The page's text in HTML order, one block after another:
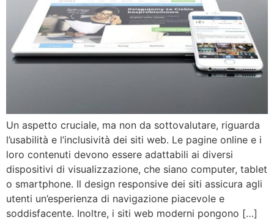
Un aspetto cruciale, ma non da sottovalutare, riguarda
l’usabilità e l’inclusività dei siti web. Le pagine online e i
loro contenuti devono essere adattabili ai diversi
dispositivi di visualizzazione, che siano computer, tablet
o smartphone. Il design responsive dei siti assicura agli
utenti un’esperienza di navigazione piacevole e
soddisfacente. Inoltre, i siti web moderni pongono […]